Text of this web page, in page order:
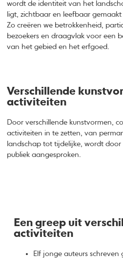
wordt de identiteit van het
ligt, zichtbaar en leefbaar
Zo creëren we betrokkenheid,
bezoekers en draagvlak voor een
van het gebied en het erfgoed.
Verschillende
activiteiten
Door verschillende kunstvormen,
activiteiten in te zetten, van
landschap tot tijdelijke, wordt door
publiek aangesproken.
Een greep uit
activiteiten
Elf jonge auteurs